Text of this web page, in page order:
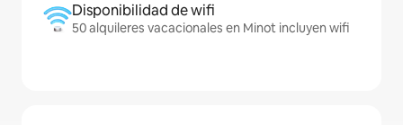
Disponibilidad de wifi
50 alquileres vacacionales en Minot incluyen wifi